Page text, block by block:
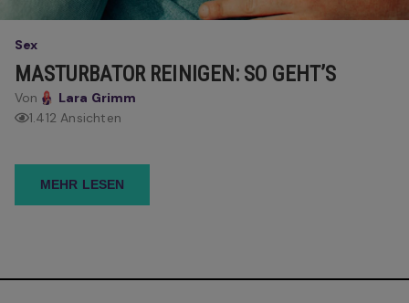
Sex
MASTURBATOR REINIGEN: SO GEHT’S
Von
Lara Grimm
1.412 Ansichten
MEHR LESEN